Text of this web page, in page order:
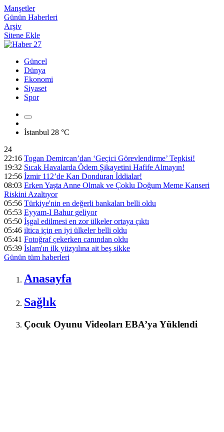
Manşetler
Günün Haberleri
Arşiv
Sitene Ekle
Güncel
Dünya
Ekonomi
Siyaset
Spor
İstanbul 28 °C
24
22:16 Togan Demircan’dan ‘Geçici Görevlendirme’ Tepkisi!
19:32 Sıcak Havalarda Ödem Şikayetini Hafife Almayın!
12:56 İzmir 112’de Kan Donduran İddialar!
08:03 Erken Yaşta Anne Olmak ve Çoklu Doğum Meme Kanseri
Riskini Azaltıyor
05:56 Türkiye'nin en değerli bankaları belli oldu
05:53 Eyyam-I Bahur geliyor
05:50 İşgal edilmesi en zor ülkeler ortaya çıktı
05:46 iltica için en iyi ülkeler belli oldu
05:41 Fotoğraf çekerken canından oldu
05:39 İslam'ın ilk yüzyılına ait beş sikke
Günün tüm haberleri
Anasayfa
Sağlık
Çocuk Oyunu Videoları EBA’ya Yüklendi